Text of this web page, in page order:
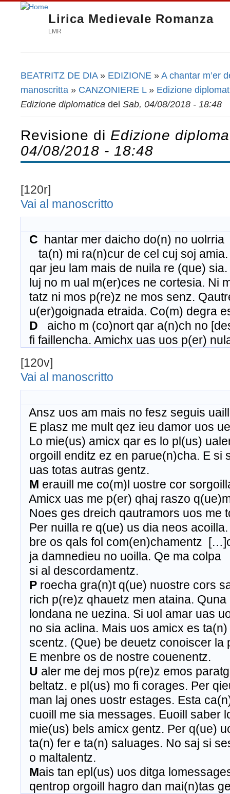
Lirica Medievale Romanza
LMR
Tu sei qui
BEATRITZ DE DIA» EDIZIONE » A chantar m’er
manoscritta » CANZONIERE L» Edizione
Edizione diplomatica del Sab, 04/08/2018 - 18:48
Revisione di Edizione
04/08/2018 - 18:48
[120r]
Vai al manoscritto
C hantar mer daicho do(n) no uolrria
ta(n) mi ra(n)cur de cel cuj soj amia.
qar jeu lam mais de nuila re (que) sia.
luj no m ual m(er)ces ne cortesia. Ni
tatz ni mos p(re)z ne mos senz.
u(er)goignada etraida. Co(m) degra
D aicho m (co)nort qar a(n)ch no
fi faillencha. Amichx uas uos p(er)
[120v]
Vai al manoscritto
Ansz uos am mais no fesz seguis
E plasz me mult qez ieu damor uos
Lo mie(us) amicx qar es lo pl(us)
orgoill enditz ez en parue(n)cha. E si
uas totas autras gentz.
M erauill me co(m)l uostre cor
Amicx uas me p(er) qhaj raszo
Noes ges dreich qautramors uos me
Per nuilla re q(ue) us dia neos
bre os qals fol com(en)chamentz
ja damnedieu no uoilla. Qe ma colpa
si al descordamentz.
P roecha gra(n)t q(ue) nuostre cors
rich p(re)z qhauetz men ataina. Quna
londana ne uezina. Si uol amar uas
no sia aclina. Mais uos amicx es
scentz. (Que) be deuetz conoiscer la
E menbre os de nostre couenentz.
U aler me dej mos p(re)z emos
beltatz. e pl(us) mo fi corages. Per
man laj ones uostr estages. Esta
cuoill me sia messages. Euoill saber
mie(us) bels amicx gentz. Per q(ue)
ta(n) fer e ta(n) saluages. No saj si
o maltalentz.
Mais tan epl(us) uos ditga
qentrop orgoill hagro dan mai(n)tas